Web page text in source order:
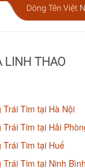
Dòng Tên Việt
LINH THAO
Tim tại Hà Nội
Tim tại Hải
Tim tại Huế
Tim tại Ninh Bình